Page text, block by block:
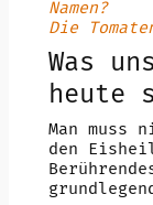
Namen?
Die
Was
heute
Man muss
den